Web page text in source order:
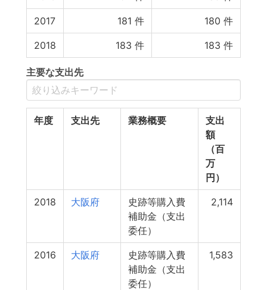
2017 181 件 180 件
2018 183 件 183 件
主要な支出先
年度 支出先 業務概要
支出
額
（百
万
円）
2018 大阪府
史跡等購入費
補助金（支出
委任）
2,114
2016 大阪府
史跡等購入費
補助金（支出
委任）
1,583